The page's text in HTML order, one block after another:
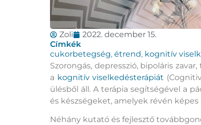
Zoli
2022. december 15.
Címkék
cukorbetegség, étrend, kognitív
Szorongás, depresszió, bipoláris
a kognitív viselkedésterápiát
ülésből áll. A terápia segítségével a
és készségeket, amelyek révén
Néhány kutató és fejlesztő